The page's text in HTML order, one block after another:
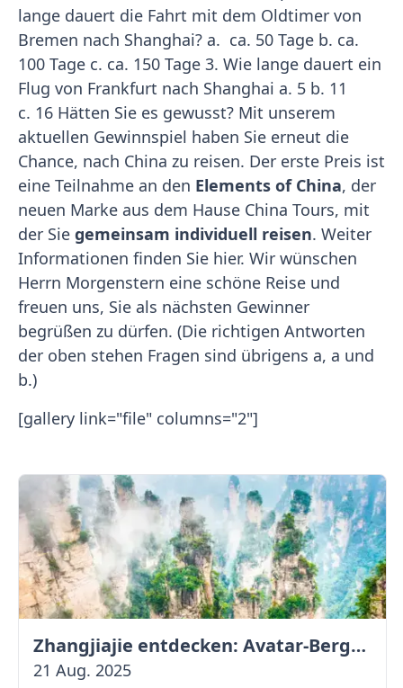
lange dauert die Fahrt mit dem Oldtimer von
Bremen nach Shanghai? a. ca. 50 Tage b. ca.
100 Tage c. ca. 150 Tage 3. Wie lange dauert ein
Flug von Frankfurt nach Shanghai a. 5 b. 11
c. 16 Hätten Sie es gewusst? Mit unserem
aktuellen Gewinnspiel haben Sie erneut die
Chance, nach China zu reisen. Der erste Preis ist
eine Teilnahme an den Elements of China, der
neuen Marke aus dem Hause China Tours, mit
der Sie gemeinsam individuell reisen. Weiter
Informationen finden Sie hier. Wir wünschen
Herrn Morgenstern eine schöne Reise und
freuen uns, Sie als nächsten Gewinner
begrüßen zu dürfen. (Die richtigen Antworten
der oben stehen Fragen sind übrigens a, a und
b.)
[gallery link="file" columns="2"]
Zhangjiajie entdecken: Avatar-Berge & Altstadt von Fenghuang
21 Aug. 2025